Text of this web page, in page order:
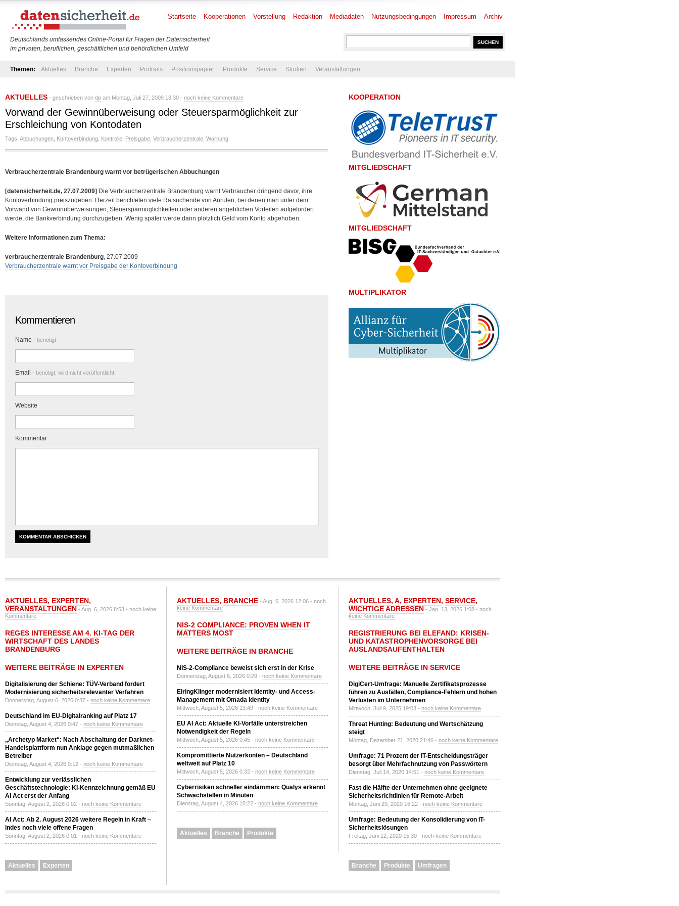
Deutschlands umfassendes Online-Portal für Fragen der Datensicherheit
im privaten, beruflichen, geschäftlichen und behördlichen Umfeld
Startseite Kooperationen Vorstellung Redaktion Mediadaten Nutzungsbedingungen Impressum Archiv
Themen: Aktuelles Branche Experten Portraits Positionspapier Produkte Service Studien Veranstaltungen
AKTUELLES - geschrieben von dp am Montag, Juli 27, 2009 13:30 - noch keine Kommentare
Vorwand der Gewinnüberweisung oder Steuersparmöglichkeit zur
Erschleichung von Kontodaten
Tags: Abbuchungen Kontoverbindung Kontrolle Preisgabe Verbraucherzentrale Warnung
Verbraucherzentrale Brandenburg warnt vor betrügerischen Abbuchungen
[datensicherheit.de, 27.07.2009] Die Verbraucherzentrale Brandenburg warnt Verbraucher dringend davor, ihre
Kontoverbindung preiszugeben: Derzeit berichteten viele Ratsuchende von Anrufen, bei denen man unter dem
Vorwand von Gewinnüberweisungen, Steuersparmöglichkeiten oder anderen angeblichen Vorteilen aufgefordert
werde, die Bankverbindung durchzugeben. Wenig später werde dann plötzlich Geld vom Konto abgehoben.
Weitere Informationen zum Thema:
verbraucherzentrale Brandenburg, 27.07.2009
Verbraucherzentrale warnt vor Preisgabe der Kontoverbindung
Kommentieren
Name - benötigt
Email - benötigt, wird nicht veröffentlicht.
Website
Kommentar
KOOPERATION
MITGLIEDSCHAFT
MITGLIEDSCHAFT
MULTIPLIKATOR
AKTUELLES, EXPERTEN,
VERANSTALTUNGEN - Aug. 6, 2026 8:53 - noch keine
Kommentare
REGES INTERESSE AM 4. KI-TAG DER
WIRTSCHAFT DES LANDES
BRANDENBURG
WEITERE BEITRÄGE IN EXPERTEN
Digitalisierung der Schiene: TÜV-Verband fordert
Modernisierung sicherheitsrelevanter Verfahren
Donnerstag, August 6, 2026 0:37 - noch keine Kommentare
Deutschland im EU-Digitalranking auf Platz 17
Dienstag, August 4, 2026 0:47 - noch keine Kommentare
„Archetyp Market“: Nach Abschaltung der Darknet-
Handelsplattform nun Anklage gegen mutmaßlichen
Betreiber
Dienstag, August 4, 2026 0:12 - noch keine Kommentare
Entwicklung zur verlässlichen
Geschäftstechnologie: KI-Kennzeichnung gemäß EU
AI Act erst der Anfang
Sonntag, August 2, 2026 0:02 - noch keine Kommentare
AI Act: Ab 2. August 2026 weitere Regeln in Kraft –
indes noch viele offene Fragen
Sonntag, August 2, 2026 0:01 - noch keine Kommentare
Aktuelles Experten
AKTUELLES, BRANCHE - Aug. 6, 2026 12:06 - noch
keine Kommentare
NIS-2 COMPLIANCE: PROVEN WHEN IT
MATTERS MOST
WEITERE BEITRÄGE IN BRANCHE
NIS-2-Compliance beweist sich erst in der Krise
Donnerstag, August 6, 2026 0:29 - noch keine Kommentare
ElringKlinger modernisiert Identity- und Access-
Management mit Omada Identity
Mittwoch, August 5, 2026 13:49 - noch keine Kommentare
EU AI Act: Aktuelle KI-Vorfälle unterstreichen
Notwendigkeit der Regeln
Mittwoch, August 5, 2026 0:45 - noch keine Kommentare
Kompromittierte Nutzerkonten – Deutschland
weltweit auf Platz 10
Mittwoch, August 5, 2026 0:32 - noch keine Kommentare
Cyberrisiken schneller eindämmen: Qualys erkennt
Schwachstellen in Minuten
Dienstag, August 4, 2026 15:22 - noch keine Kommentare
Aktuelles Branche Produkte
AKTUELLES, A, EXPERTEN, SERVICE,
WICHTIGE ADRESSEN - Jan. 13, 2026 1:08 - noch
keine Kommentare
REGISTRIERUNG BEI ELEFAND: KRISEN-
UND KATASTROPHENVORSORGE BEI
AUSLANDSAUFENTHALTEN
WEITERE BEITRÄGE IN SERVICE
DigiCert-Umfrage: Manuelle Zertifikatsprozesse
führen zu Ausfällen, Compliance-Fehlern und hohen
Verlusten im Unternehmen
Mittwoch, Juli 9, 2025 19:03 - noch keine Kommentare
Threat Hunting: Bedeutung und Wertschätzung
steigt
Montag, Dezember 21, 2020 21:46 - noch keine Kommentare
Umfrage: 71 Prozent der IT-Entscheidungsträger
besorgt über Mehrfachnutzung von Passwörtern
Dienstag, Juli 14, 2020 14:51 - noch keine Kommentare
Fast die Hälfte der Unternehmen ohne geeignete
Sicherheitsrichtlinien für Remote-Arbeit
Montag, Juni 29, 2020 16:22 - noch keine Kommentare
Umfrage: Bedeutung der Konsolidierung von IT-
Sicherheitslösungen
Freitag, Juni 12, 2020 15:30 - noch keine Kommentare
Branche Produkte Umfragen